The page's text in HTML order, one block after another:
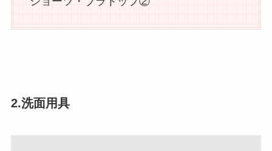
2.洗面用具